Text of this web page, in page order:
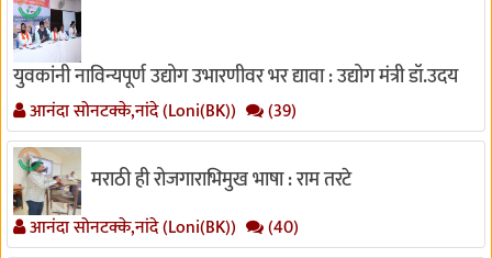
युवकांनी नाविन्यपूर्ण उद्योग उभारणीवर भर द्यावा : उद्योग मंत्री डॉ.उदय
आनंदा सोनटक्के,नांदे (Loni(BK)) (39)
मराठी ही रोजगाराभिमुख भाषा : राम तरटे
आनंदा सोनटक्के,नांदे (Loni(BK)) (40)